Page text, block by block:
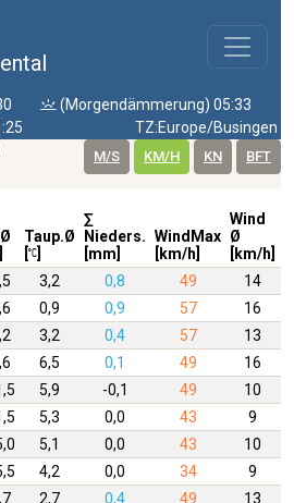
(Morgendämmerung) 05:33
TZ:Europe/Busingen
M/S KM/H KN BFT
Taup.Ø
∑
Nieders.
[mm]
WindMax
[km/h]
Wind
Ø
[km/h]
3,2 0,8 49 14
0,9 0,9 57 16
3,2 0,4 57 13
6,5 0,1 49 16
5,9 -0,1 49 10
5,3 0,0 43
9
5,1 0,0 43
10
4,2 0,0 34 9
2,7 0,4 49 13